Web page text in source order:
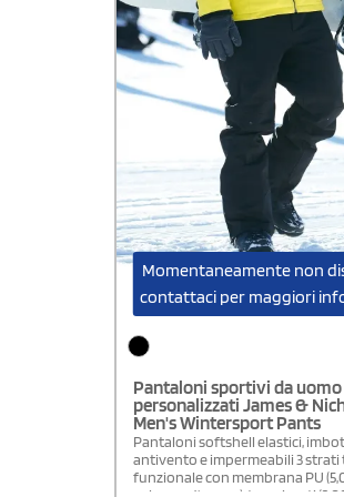
Momentaneamente non
contattaci per maggiori
Pantaloni sportivi da uomo
personalizzati James &
Men's Wintersport Pants
Pantaloni softshell elastici,
antivento e impermeabili 3 strati
funzionale con membrana PU